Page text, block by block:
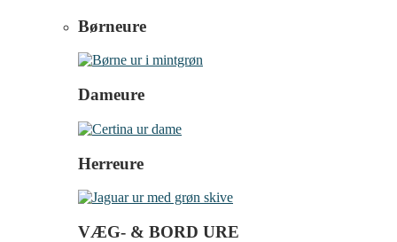
Børneure
Dameure
Herreure
VÆG- & BORD URE